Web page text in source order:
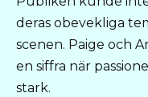
deras obevekliga
scenen. Paige och
en siffra när
stark.